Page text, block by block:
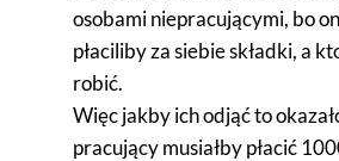
osobami niepracującymi, bo
płaciliby za siebie składki, a
robić.
Więc jakby ich odjąć to
pracujący musiałby płacić